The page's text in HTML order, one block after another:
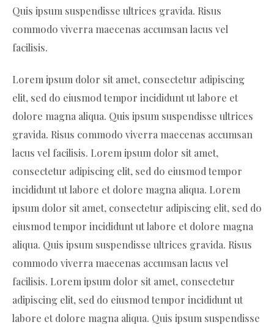
Quis ipsum suspendisse ultrices gravida. Risus
commodo viverra maecenas accumsan lacus vel
facilisis.
Lorem ipsum dolor sit amet, consectetur adipiscing
elit, sed do eiusmod tempor incididunt ut labore et
dolore magna aliqua. Quis ipsum suspendisse ultrices
gravida. Risus commodo viverra maecenas accumsan
lacus vel facilisis. Lorem ipsum dolor sit amet,
consectetur adipiscing elit, sed do eiusmod tempor
incididunt ut labore et dolore magna aliqua. Lorem
ipsum dolor sit amet, consectetur adipiscing elit, sed do
eiusmod tempor incididunt ut labore et dolore magna
aliqua. Quis ipsum suspendisse ultrices gravida. Risus
commodo viverra maecenas accumsan lacus vel
facilisis. Lorem ipsum dolor sit amet, consectetur
adipiscing elit, sed do eiusmod tempor incididunt ut
labore et dolore magna aliqua. Quis ipsum suspendisse